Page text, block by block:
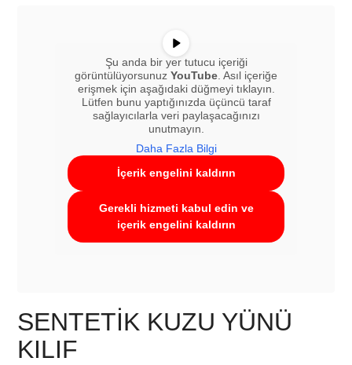
Şu anda bir yer tutucu içeriği
görüntülüyorsunuz YouTube . Asıl içeriğe
erişmek için aşağıdaki düğmeyi tıklayın.
Lütfen bunu yaptığınızda üçüncü taraf
sağlayıcılarla veri paylaşacağınızı
unutmayın.
Daha Fazla Bilgi
İçerik engelini kaldırın
Gerekli hizmeti kabul edin ve
içerik engelini kaldırın
SENTETIK KUZU YÜNÜ
KILIF